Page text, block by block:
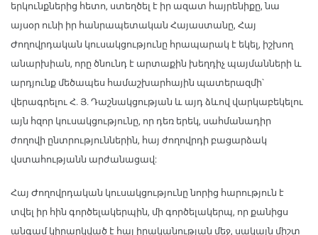
երկունքներից հետո, ստեղծել է իր ազատ հայրենիքը, նա
այսօր ունի իր հանրապետական Հայաստանը, Հայ
Ժողովրդական կուսակցությունը հրապարակ է եկել, իշխող
անարխիան, որը ծնունդ է արտաքին խեղդիչ պայմանների և
արդյունք մեծապես համաշխարհային պատերազմի՝
վերագրելու Հ. Յ. Դաշնակցության և այդ ձևով վարկաբեկելու
այն հզոր կուսակցությունը, որ դեռ երեկ, սահմանադիր
ժողովի ընտրություններին, հայ ժողովրդի բացարձակ
վստահությանն արժանացավ:
Հայ Ժողովրդական կուսակցությունը նորից հարություն է
տվել իր հին գործելակերպին, մի գործելակերպ, որ քանիցս
անգամ կիրարկված է հայ իրականության մեջ, սակայն միշտ